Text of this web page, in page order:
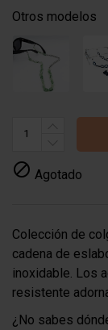
Otros modelos
 Agotado
Colección de
cadena de
inoxidable. Los
resistente
¿No sabes